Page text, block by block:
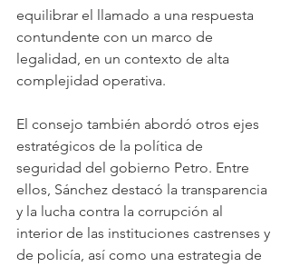
equilibrar el llamado a una respuesta
contundente con un marco de
legalidad, en un contexto de alta
complejidad operativa.
El consejo también abordó otros ejes
estratégicos de la política de
seguridad del gobierno Petro. Entre
ellos, Sánchez destacó la transparencia
y la lucha contra la corrupción al
interior de las instituciones castrenses y
de policía, así como una estrategia de